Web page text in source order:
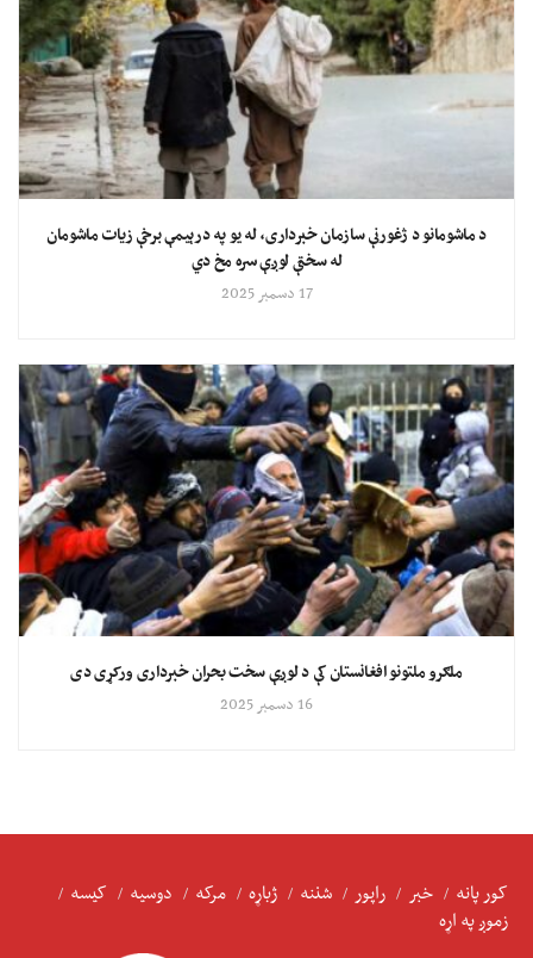
د ماشومانو د ژغورنې سازمان خبرداری، له یو په درېیمې برخې زیات ماشومان
له سختې لوږې سره مخ دي
17 دسمبر 2025
ملګرو ملتونو افغانستان کې د لوږې سخت بحران خبرداری ورکړی دی
16 دسمبر 2025
کور پانه خبر راپور شننه ژباړه مرکه دوسیه
کیسه
زموږ په اړه